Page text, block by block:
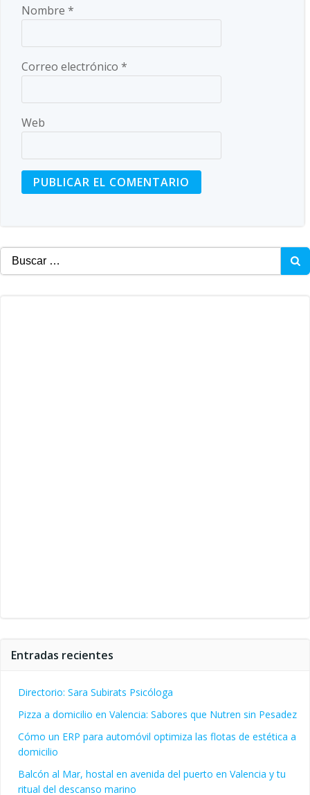
Nombre *
Correo electrónico *
Web
Buscar:
Entradas recientes
Directorio: Sara Subirats Psicóloga
Pizza a domicilio en Valencia: Sabores que Nutren sin Pesadez
Cómo un ERP para automóvil optimiza las flotas de estética a
domicilio
Balcón al Mar, hostal en avenida del puerto en Valencia y tu
ritual del descanso marino